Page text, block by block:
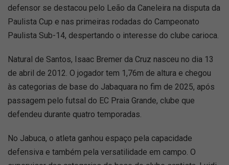
defensor se destacou pelo Leão da Caneleira na disputa da
Paulista Cup e nas primeiras rodadas do Campeonato
Paulista Sub-14, despertando o interesse do clube carioca.
Natural de Santos, Isaac Bremer da Cruz nasceu no dia 13
de abril de 2012. O jogador tem 1,76m de altura e chegou
às categorias de base do Jabaquara no fim de 2025, após
passagem pelo futsal do EC Praia Grande, clube que
defendeu durante quatro temporadas.
No Jabuca, o atleta ganhou espaço pela capacidade
defensiva e também pela versatilidade em campo. O